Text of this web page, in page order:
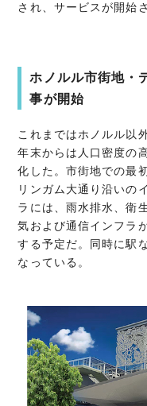
され、サービスが開始
ホノルル市街地・
事が開始
これまではホノルル以
年末からは人口密度の
化した。市街地での最
リンガム大通り沿いの
ラには、雨水排水、衛
気および通信インフラ
する予定だ。同時に駅
なっている。